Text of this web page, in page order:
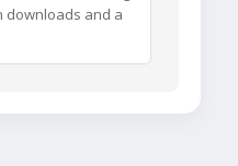
downloads and a